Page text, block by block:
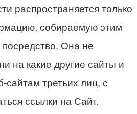
распространяется только
собираемую этим
посредство. Она не
на какие другие сайты и
сайтам третьих лиц, с
ссылки на Сайт.